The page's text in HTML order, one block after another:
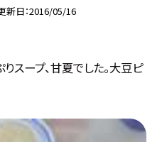
新日 2016/05/16
スープ、甘夏でした。大豆ピ